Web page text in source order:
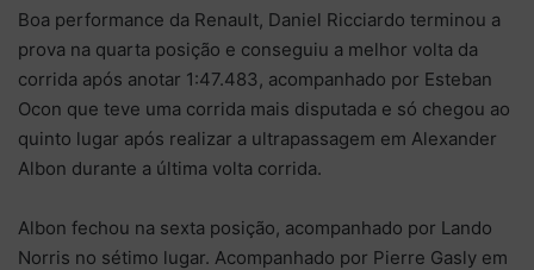
Boa performance da Renault, Daniel Ricciardo terminou a
prova na quarta posição e conseguiu a melhor volta da
corrida após anotar 1:47.483, acompanhado por Esteban
Ocon que teve uma corrida mais disputada e só chegou ao
quinto lugar após realizar a ultrapassagem em Alexander
Albon durante a última volta corrida.
Albon fechou na sexta posição, acompanhado por Lando
Norris no sétimo lugar. Acompanhado por Pierre Gasly em